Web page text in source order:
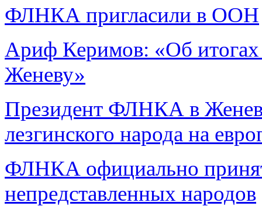
ФЛНКА пригласили в ООН
Ариф Керимов: «Об
Женеву»
Президент ФЛНКА в
лезгинского народа на
ФЛНКА официально
непредставленных народов